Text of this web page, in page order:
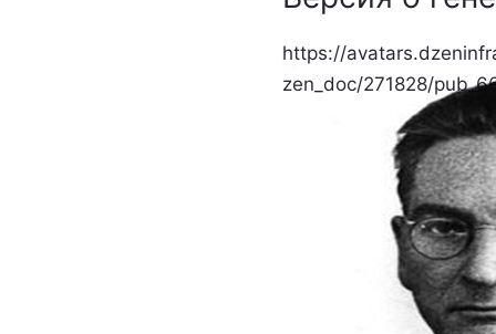
https://
zen_doc/271828/